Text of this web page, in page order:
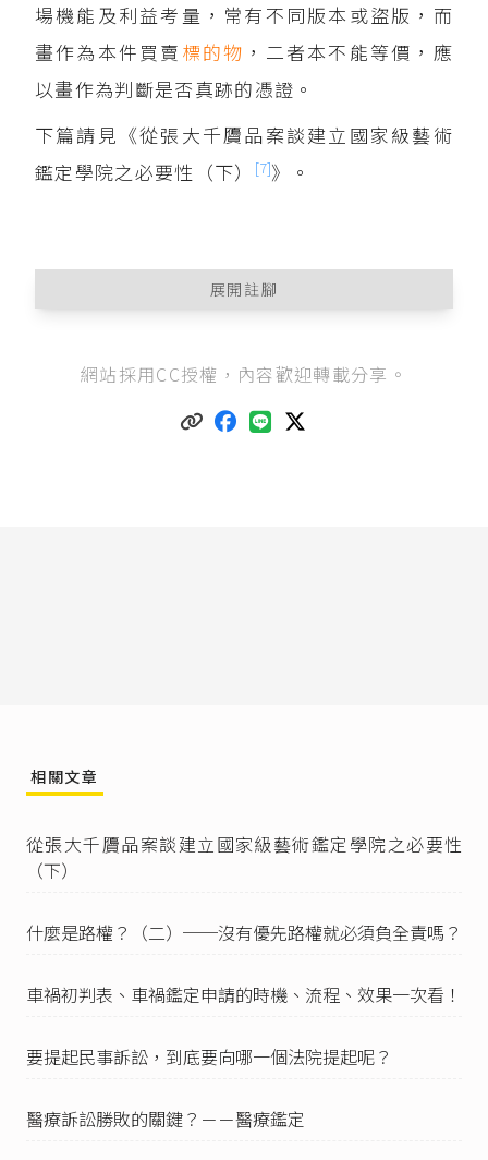
場機能及利益考量，常有不同版本或盜版，而
畫作為本件買賣 標的物 ，二者本不能等價，應
以畫作為判斷是否真跡的憑證。
下篇請見《從張大千贗品案談建立國家級藝術
鑑定學院之必要性（下）
[7]》。
展開註腳
《蘇富比偽畫大師》省思藝術價值與商業炒
趙麗妍、王淑芬（2018），《 畫家梁奕焚控畫作
能發見之瑕疵外，視為承認其所受領之物。
III 不能即知之瑕疵，至日後發見者，應即通知出
物。」
權，於買受人依第三百五十六條規定為通知後六
個月間不行使或自物之交付時起經過五年而消
賴忠明（2019），《從張大千贗品案談建立國家
網站採用CC授權，內容歡迎轉載分享。
相關文章
從張大千贗品案談建立國家級藝術鑑定學院之必要性
（下）
什麼是路權？（二）──沒有優先路權就必須負全責嗎？
車禍初判表、車禍鑑定申請的時機、流程、效果一次看！
要提起民事訴訟，到底要向哪一個法院提起呢？
醫療訴訟勝敗的關鍵？－－醫療鑑定